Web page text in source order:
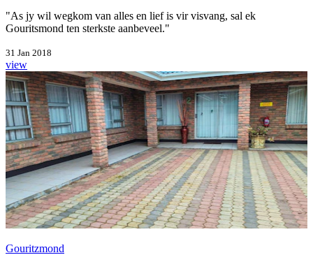
"As jy wil wegkom van alles en lief is vir visvang, sal ek
Gouritsmond ten sterkste aanbeveel."
31 Jan 2018
view
Gouritzmond